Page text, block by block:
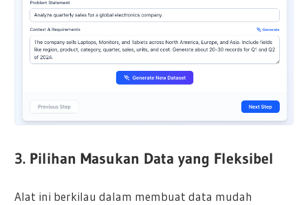
3. Pilihan Masukan Data yang Fleksibel
Alat ini berkilau dalam membuat data mudah